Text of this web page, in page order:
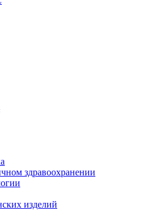
здравоохранении
изделий